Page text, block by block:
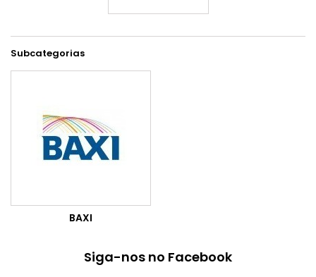
Subcategorias
BAXI
Siga-nos no Facebook